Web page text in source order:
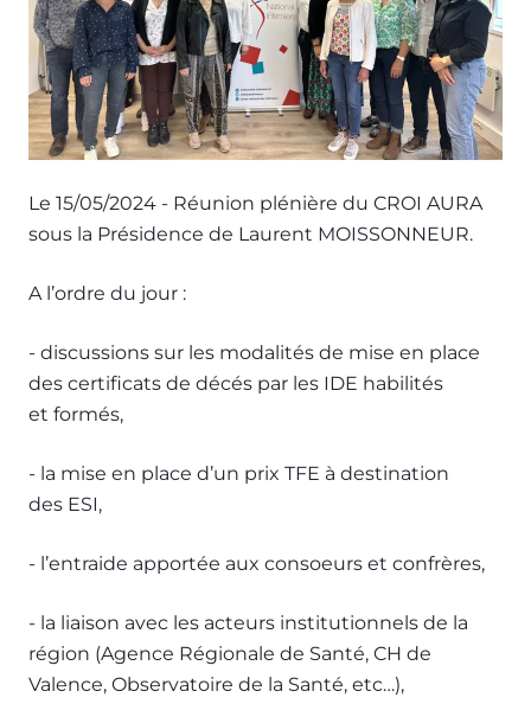
Le 15/05/2024 - Réunion plénière du CROI AURA
sous la Présidence de Laurent MOISSONNEUR.
A l’ordre du jour :
- discussions sur les modalités de mise en place
des certificats de décés par les IDE habilités
et formés,
- la mise en place d’un prix TFE à destination
des ESI,
- l’entraide apportée aux consoeurs et confrères,
- la liaison avec les acteurs institutionnels de la
région (Agence Régionale de Santé, CH de
Valence, Observatoire de la Santé, etc…),